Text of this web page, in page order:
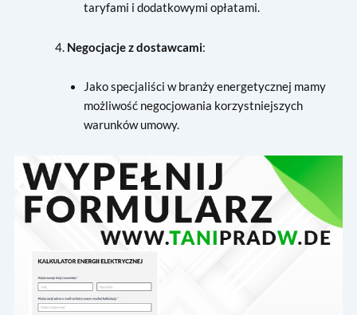
taryfami i dodatkowymi opłatami.
Negocjacje z dostawcami:
Jako specjaliści w branży energetycznej mamy
możliwość negocjowania korzystniejszych
warunków umowy.